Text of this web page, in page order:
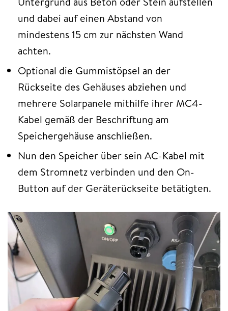
und dabei auf einen Abstand von
mindestens 15 cm zur nächsten Wand
achten.
Optional die Gummistöpsel an der
Rückseite des Gehäuses abziehen und
mehrere Solarpanele mithilfe ihrer MC4-
Kabel gemäß der Beschriftung am
Speichergehäuse anschließen.
Nun den Speicher über sein AC-Kabel mit
dem Stromnetz verbinden und den On-
Button auf der Geräterückseite betätigten.